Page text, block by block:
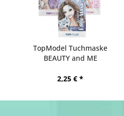
TopModel Tuchmaske
BEAUTY and ME
2,25 € *